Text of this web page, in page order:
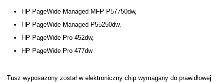
HP PageWide Managed MFP P57750dw,
HP PageWide Managed P55250dw,
HP PageWide Pro 452dw,
HP PageWide Pro 477dw
Tusz wyposażony został w elektroniczny chip wymagany do prawidłowej